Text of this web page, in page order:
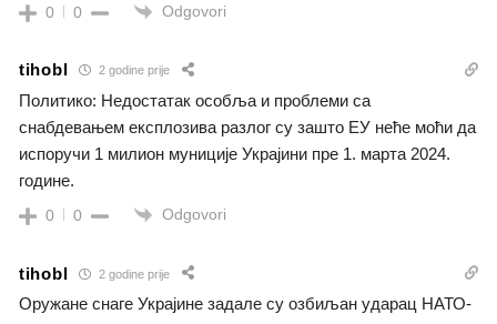
0 0 Odgovori
tihobl 2 godine prije
Политико: Недостатак особља и проблеми са
снабдевањем експлозива разлог су зашто ЕУ неће моћи да
испоручи 1 милион муниције Украјини пре 1. марта 2024.
године.
0 0 Odgovori
tihobl 2 godine prije
Оружане снаге Украјине задале су озбиљан ударац НАТО-